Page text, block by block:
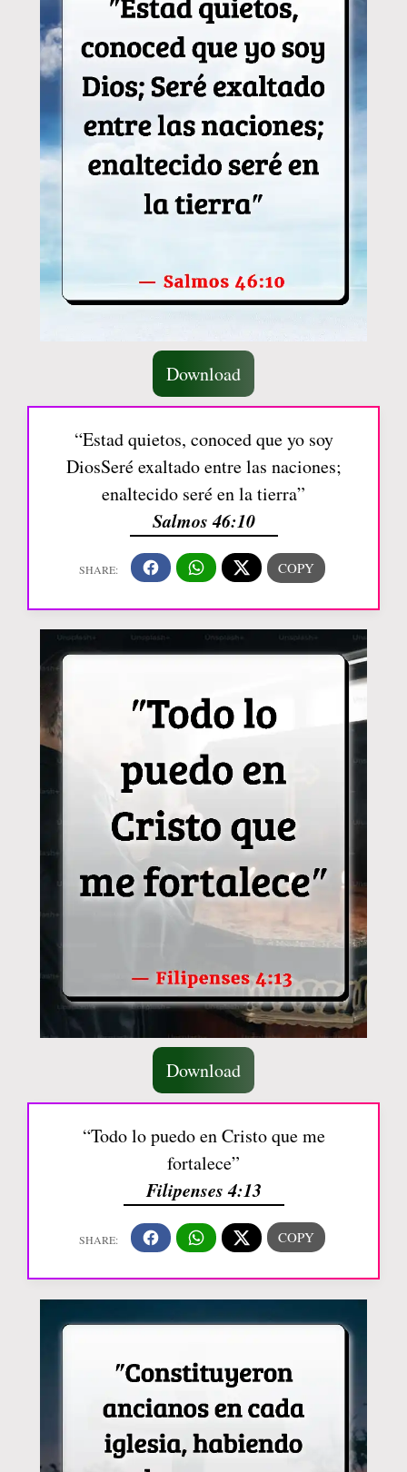
Download
“Estad quietos, conoced que yo soy
DiosSeré exaltado entre las naciones;
enaltecido seré en la tierra”
Salmos 46:10
Download
“Todo lo puedo en Cristo que me
fortalece”
Filipenses 4:13